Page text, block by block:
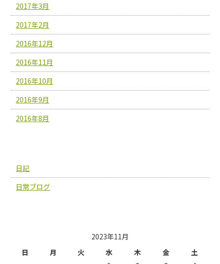
2017年3月
2017年2月
2016年12月
2016年11月
2016年10月
2016年9月
2016年8月
日記
日常ブログ
2023年11月
日
月 火 水 木 金
土